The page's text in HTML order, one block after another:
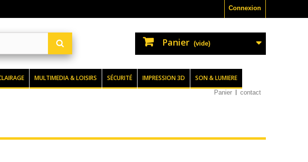
Connexion
Panier (vide)
MULTIMEDIA & LOISIRS SÉCURITÉ IMPRESSION 3D SON & LUMIERE
Panier contact